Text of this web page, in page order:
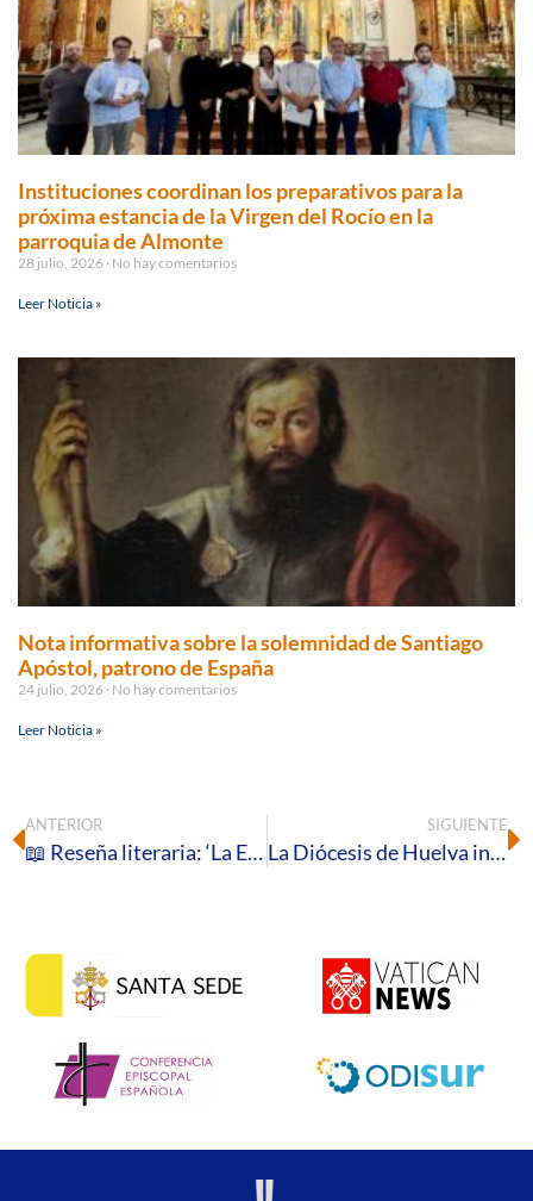
Instituciones coordinan los preparativos para la
próxima estancia de la Virgen del Rocío en la
parroquia de Almonte
28 julio, 2026 No hay comentarios
Leer Noticia »
Nota informativa sobre la solemnidad de Santiago
Apóstol, patrono de España
24 julio, 2026 No hay comentarios
Leer Noticia »
ANTERIOR
📖 Reseña literaria: ‘La Eucaristía. Cómo acrecentar nuestro fervor en la misa′, de Joël Guibert
SIGUIENTE
La Diócesis de Huelva invita a reflexionar sobre la presencia cristiana en la vida pública